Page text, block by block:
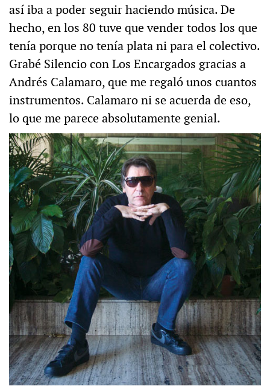
así iba a poder seguir haciendo música. De
hecho, en los 80 tuve que vender todos los que
tenía porque no tenía plata ni para el colectivo.
Grabé Silencio con Los Encargados gracias a
Andrés Calamaro, que me regaló unos cuantos
instrumentos. Calamaro ni se acuerda de eso,
lo que me parece absolutamente genial.